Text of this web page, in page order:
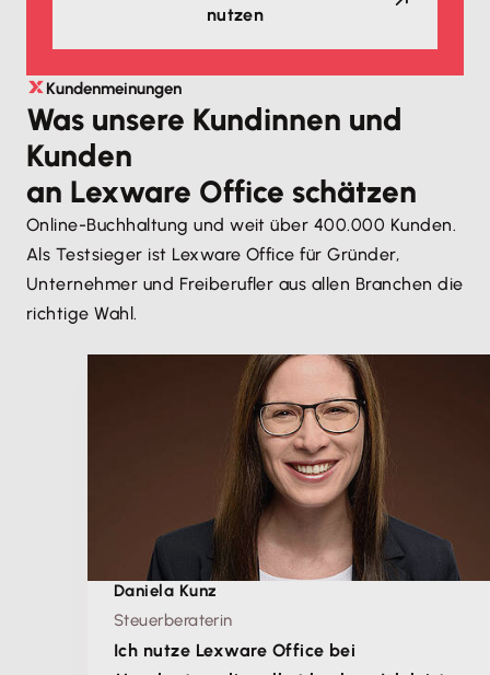
nutzen
Kundenmeinungen
Was unsere Kundinnen und
Kunden
an Lexware Office schätzen
Online-Buchhaltung und weit über 400.000 Kunden.
Als Testsieger ist Lexware Office für Gründer,
Unternehmer und Freiberufler aus allen Branchen die
richtige Wahl.
Daniela Kunz
Steuerberaterin
Ich nutze Lexware Office bei